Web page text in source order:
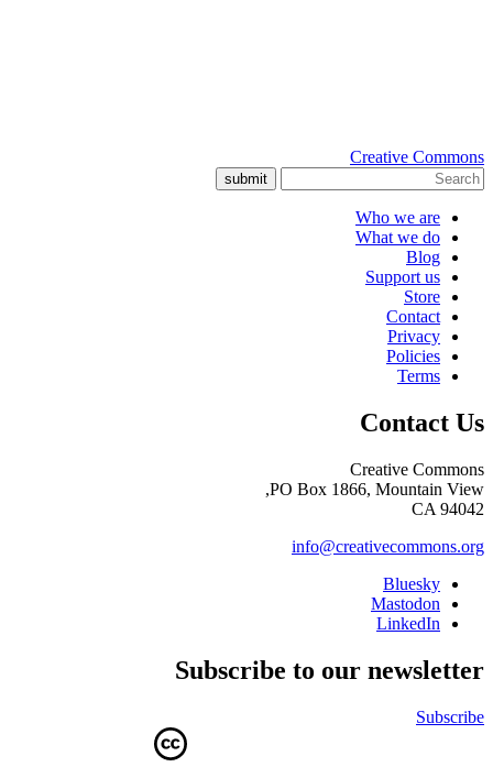
Creative Commons
submit
Who we are
What we do
Blog
Support us
Store
Contact
Privacy
Policies
Terms
Contact Us
Creative Commons
PO Box 1866, Mountain View,
CA 94042
info@creativecommons.org
Bluesky
Mastodon
LinkedIn
Subscribe to our newsletter
Subscribe